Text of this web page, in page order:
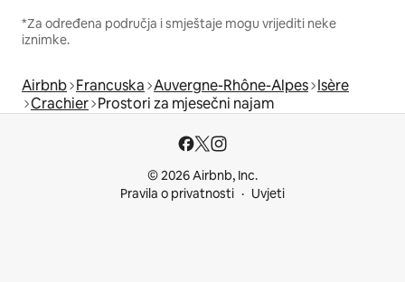
*Za određena područja i smještaje mogu vrijediti neke
iznimke.
Airbnb Francuska Auvergne-Rhône-Alpes Isère
Crachier Prostori za mjesečni najam
© 2026 Airbnb, Inc.
Pravila o privatnosti
Uvjeti